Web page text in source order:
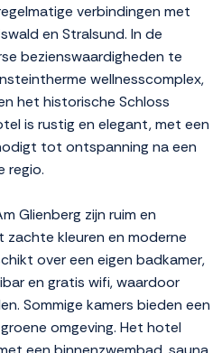
verbindingen met
en Stralsund. In de
bezienswaardigheden te
wellnesscomplex,
het historische Schloss
is rustig en elegant, met een
tot ontspanning na een
regio.
Glienberg zijn ruim en
kleuren en moderne
over een eigen badkamer,
en gratis wifi, waardoor
Sommige kamers bieden een
omgeving. Het hotel